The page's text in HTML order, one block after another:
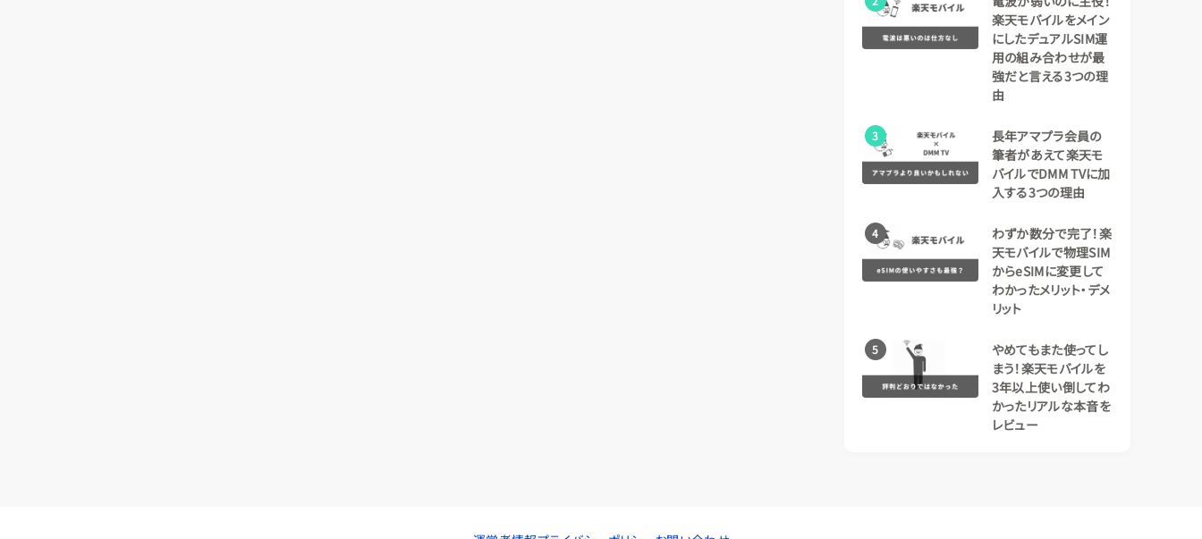
楽天モバイルをメイン
にしたデュアルSIM運
用の組み合わせが最
強だと言える3つの理
由
3
長年アマプラ会員の
筆者があえて楽天モ
バイルでDMM TVに加
入する3つの理由
4
わずか数分で完了！楽
天モバイルで物理SIM
からeSIMに変更して
わかったメリット・デメ
リット
5
やめてもまた使ってし
まう！楽天モバイルを
3年以上使い倒してわ
かったリアルな本音を
レビュー